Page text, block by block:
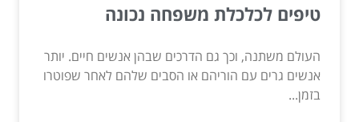
טיפים לכלכלת משפחה נכונה
העולם משתנה, וכך גם הדרכים שבהן אנשים חיים. יותר
אנשים גרים עם הוריהם או הסבים שלהם לאחר שפוטרו
בזמן...